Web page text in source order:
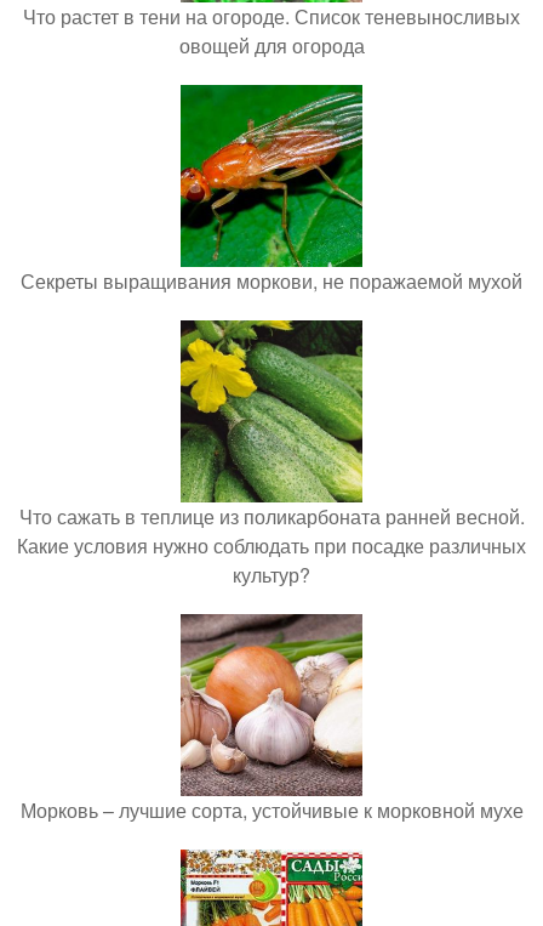
Что растет в тени на огороде. Список теневыносливых
овощей для огорода
Секреты выращивания моркови, не поражаемой мухой
Что сажать в теплице из поликарбоната ранней весной.
Какие условия нужно соблюдать при посадке различных
культур?
Морковь – лучшие сорта, устойчивые к морковной мухе